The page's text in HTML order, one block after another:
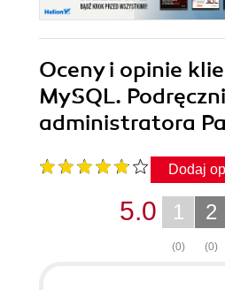
Oceny i opinie
MySQL.
administratora
Dodaj
2
(0)
1
(0)
5.0